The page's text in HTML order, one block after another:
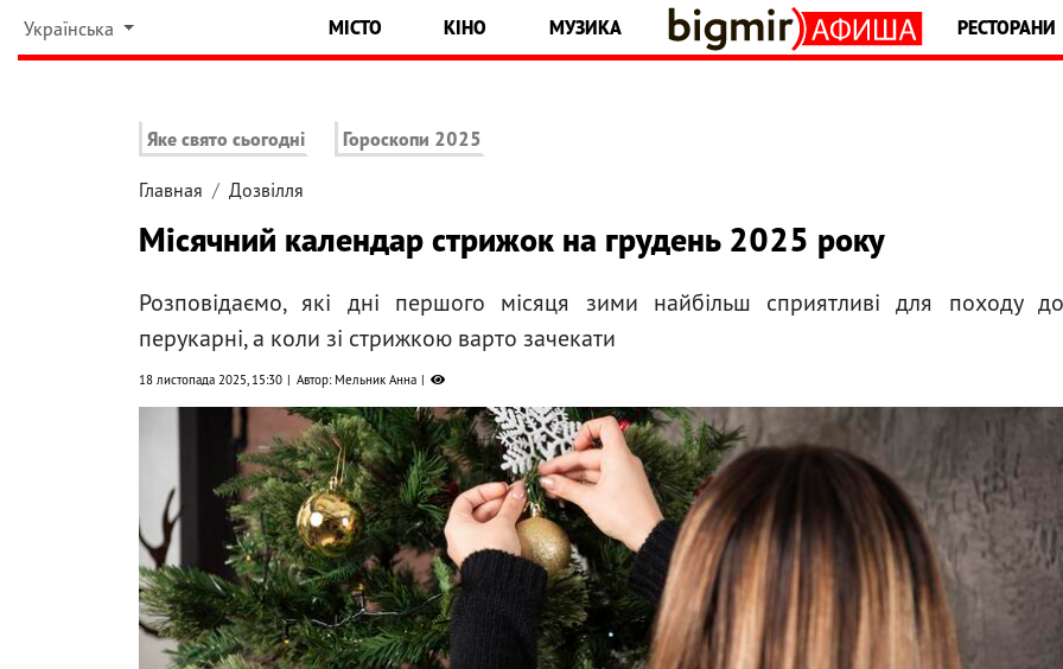
Українська МІСТО КІНО МУЗИКА РЕСТОРАНИ
Яке свято сьогодні Гороскопи 2025
Главная Дозвілля
Місячний календар стрижок на грудень 2025 року
Розповідаємо, які дні першого місяця зими найбільш сприятливі для походу до
перукарні, а коли зі стрижкою варто зачекати
18 листопада 2025, 15:30 Автор: Мельник Анна